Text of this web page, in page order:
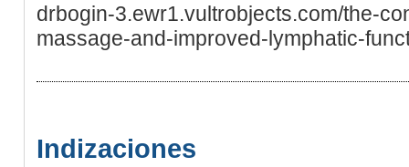
drbogin-3.ewr1.vultrobjects.com/the-
massage-and-improved-lymphatic-
Indizaciones